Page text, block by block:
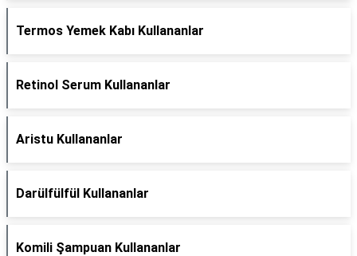
Termos Yemek Kabı Kullananlar
Retinol Serum Kullananlar
Aristu Kullananlar
Darülfülfül Kullananlar
Komili Şampuan Kullananlar